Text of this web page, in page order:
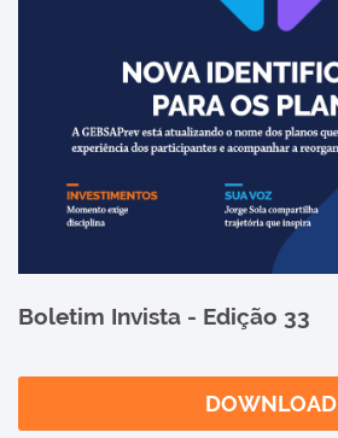
Boletim Invista - Edição 33
DOWNLOAD